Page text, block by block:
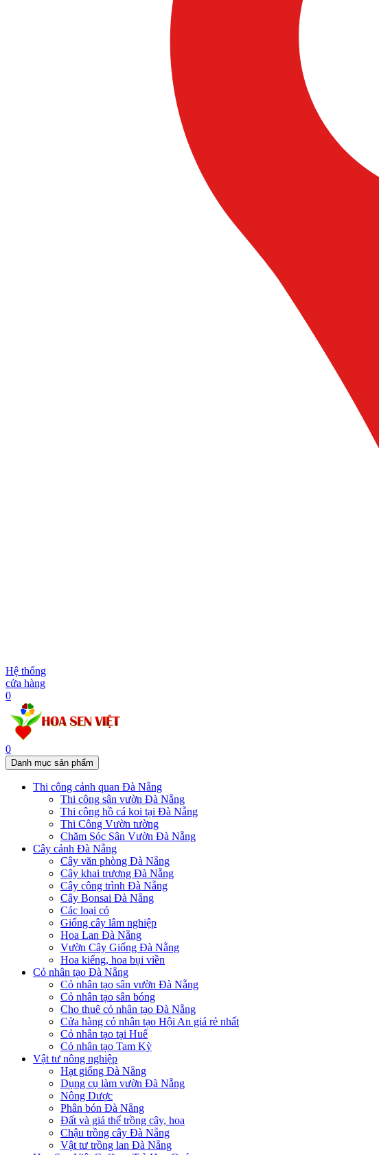
Hệ thống
cửa hàng
0
0
Danh mục sản phẩm
Thi công cảnh quan Đà Nẵng
Thi công sân vườn Đà Nẵng
Thi công hồ cá koi tại Đà Nẵng
Thi Công Vườn tường
Chăm Sóc Sân Vườn Đà Nẵng
Cây cảnh Đà Nẵng
Cây văn phòng Đà Nẵng
Cây khai trương Đà Nẵng
Cây công trình Đà Nẵng
Cây Bonsai Đà Nẵng
Các loại cỏ
Giống cây lâm nghiệp
Hoa Lan Đà Nẵng
Vườn Cây Giống Đà Nẵng
Hoa kiểng, hoa bụi viền
Cỏ nhân tạo Đà Nẵng
Cỏ nhân tạo sân vườn Đà Nẵng
Cỏ nhân tạo sân bóng
Cho thuê cỏ nhân tạo Đà Nẵng
Cửa hàng cỏ nhân tạo Hội An giá rẻ nhất
Cỏ nhân tạo tại Huế
Cỏ nhân tạo Tam Kỳ
Vật tư nông nghiệp
Hạt giống Đà Nẵng
Dụng cụ làm vườn Đà Nẵng
Nông Dược
Phân bón Đà Nẵng
Đất và giá thể trồng cây, hoa
Chậu trồng cây Đà Nẵng
Vật tư trồng lan Đà Nẵng